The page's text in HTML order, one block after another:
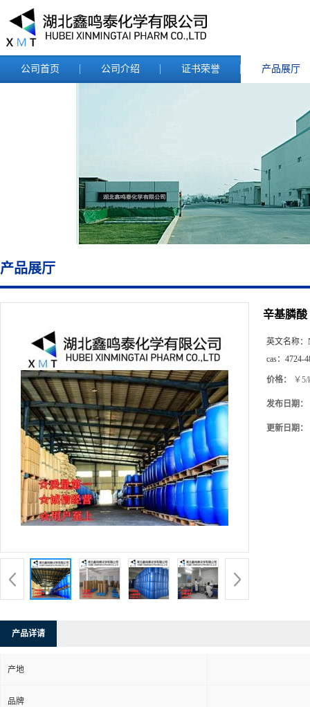
公司首页 公司介绍 证书荣誉 产品展厅
产品展厅
辛基膦酸
英文名称：
cas： 4724-
价格： ￥5/
发布日期：
更新日期：
产品详请
产地
品牌